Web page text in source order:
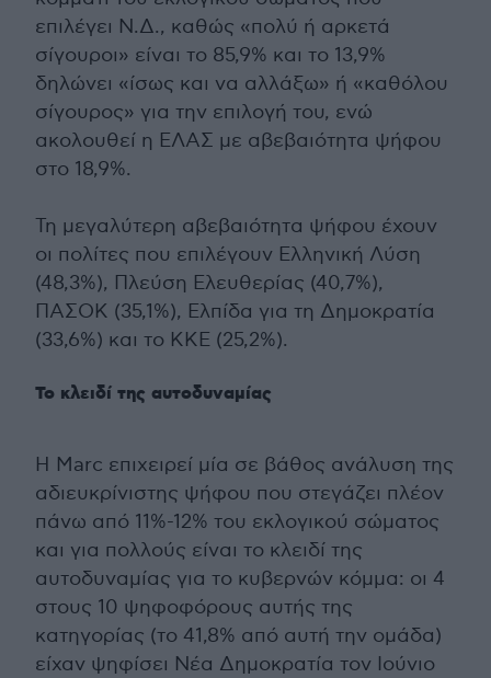
επιλέγει Ν.Δ., καθώς «πολύ ή αρκετά
σίγουροι» είναι το 85,9% και το 13,9%
δηλώνει «ίσως και να αλλάξω» ή «καθόλου
σίγουρος» για την επιλογή του, ενώ
ακολουθεί η ΕΛΑΣ με αβεβαιότητα ψήφου
στο 18,9%.
Τη μεγαλύτερη αβεβαιότητα ψήφου έχουν
οι πολίτες που επιλέγουν Ελληνική Λύση
(48,3%), Πλεύση Ελευθερίας (40,7%),
ΠΑΣΟΚ (35,1%), Ελπίδα για τη Δημοκρατία
(33,6%) και το ΚΚΕ (25,2%).
Το κλειδί της αυτοδυναμίας
Η Marc επιχειρεί μία σε βάθος ανάλυση της
αδιευκρίνιστης ψήφου που στεγάζει πλέον
πάνω από 11%-12% του εκλογικού σώματος
και για πολλούς είναι το κλειδί της
αυτοδυναμίας για το κυβερνών κόμμα: οι 4
στους 10 ψηφοφόρους αυτής της
κατηγορίας (το 41,8% από αυτή την ομάδα)
είχαν ψηφίσει Νέα Δημοκρατία τον Ιούνιο